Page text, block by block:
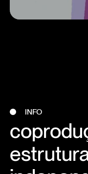
INFO